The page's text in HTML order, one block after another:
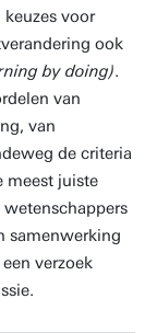
voor
ook
by doing).
van
van
de criteria
meest juiste
samenwerking
verzoek